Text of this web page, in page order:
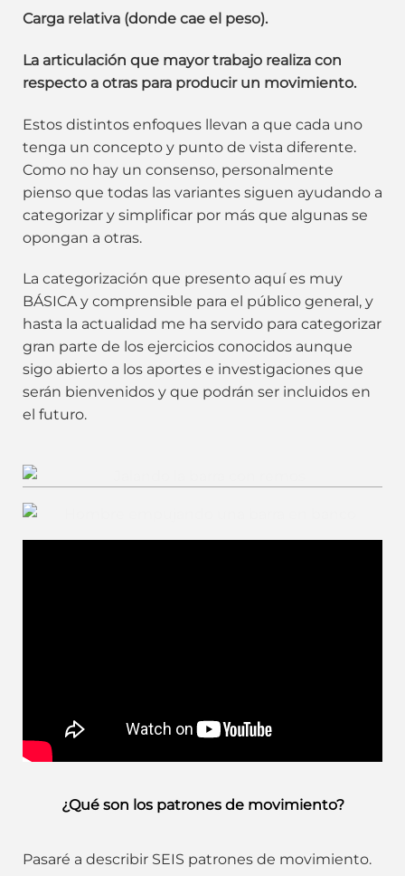
Carga relativa (donde cae el peso).
La articulación que mayor trabajo realiza con
respecto a otras para producir un movimiento.
Estos distintos enfoques llevan a que cada uno
tenga un concepto y punto de vista diferente.
Como no hay un consenso, personalmente
pienso que todas las variantes siguen ayudando a
categorizar y simplificar por más que algunas se
opongan a otras.
La categorización que presento aquí es muy
BÁSICA y comprensible para el público general, y
hasta la actualidad me ha servido para categorizar
gran parte de los ejercicios conocidos aunque
sigo abierto a los aportes e investigaciones que
serán bienvenidos y que podrán ser incluidos en
el futuro.
Banco Plano. Empuje.
¿Qué son los patrones de movimiento?
Pasaré a describir SEIS patrones de movimiento.